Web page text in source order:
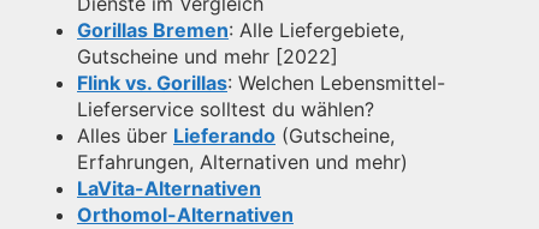
Gorillas Bremen: Alle Liefergebiete,
Gutscheine und mehr [2022]
Flink vs. Gorillas: Welchen Lebensmittel-
Lieferservice solltest du wählen?
Alles über Lieferando (Gutscheine,
Erfahrungen, Alternativen und mehr)
LaVita-Alternativen
Orthomol-Alternativen